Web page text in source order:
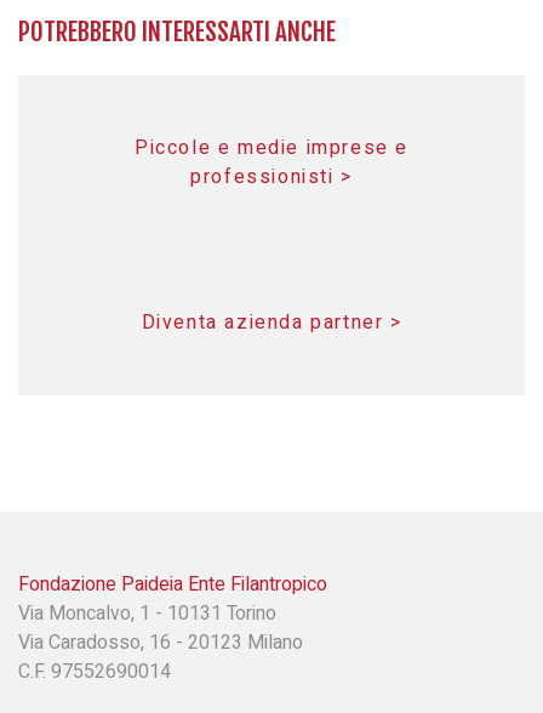
POTREBBERO INTERESSARTI ANCHE
Piccole e medie imprese e
professionisti >
Diventa azienda partner >
Fondazione Paideia Ente Filantropico
Via Moncalvo, 1 - 10131 Torino
Via Caradosso, 16 - 20123 Milano
C.F. 97552690014